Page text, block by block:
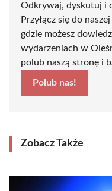
Odkrywaj, dyskutuj i
Przyłącz się do
gdzie możesz
wydarzeniach w
polub naszą stronę i
Polub nas!
Zobacz Także